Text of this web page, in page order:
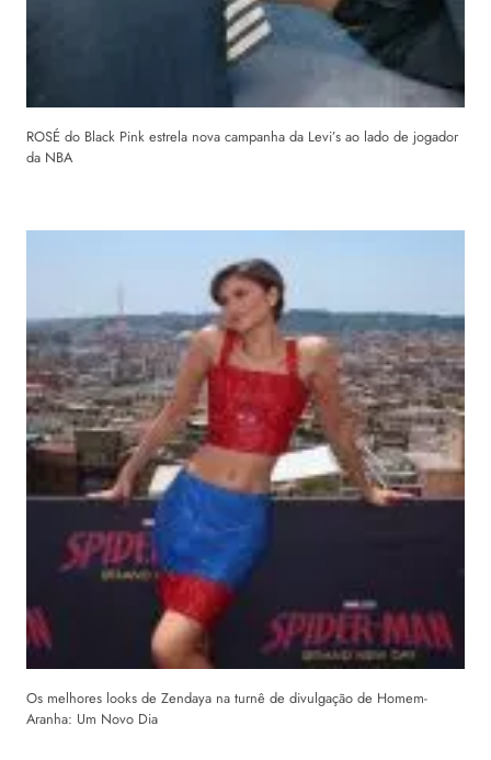
ROSÉ do Black Pink estrela nova campanha da Levi’s ao lado de jogador
da NBA
Os melhores looks de Zendaya na turnê de divulgação de Homem-
Aranha: Um Novo Dia